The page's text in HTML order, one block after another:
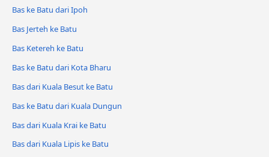
Bas ke Batu dari Ipoh
Bas Jerteh ke Batu
Bas Ketereh ke Batu
Bas ke Batu dari Kota Bharu
Bas dari Kuala Besut ke Batu
Bas ke Batu dari Kuala Dungun
Bas dari Kuala Krai ke Batu
Bas dari Kuala Lipis ke Batu